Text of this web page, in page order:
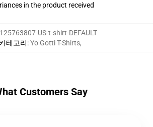
in the product received
125763807-US-t-shirt-DEFAULT
카테고리:Yo Gotti T-Shirts,
Customers Say